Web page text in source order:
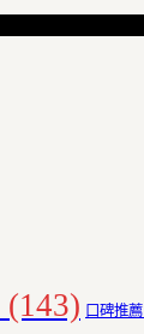
(143) 口碑推薦